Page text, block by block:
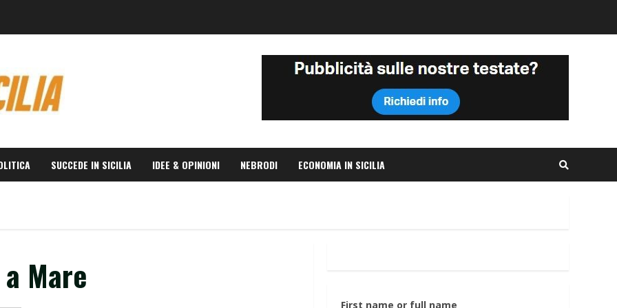
SUCCEDE IN SICILIA IDEE & OPINIONI NEBRODI ECONOMIA IN SICILIA
Mare
First name or full name